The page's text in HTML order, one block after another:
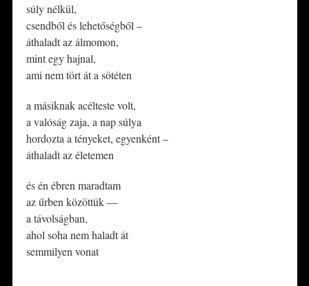
súly nélkül,
csendből és lehetőségből –
áthaladt az álmomon,
mint egy hajnal,
ami nem tört át a sötéten
a másiknak acélteste volt,
a valóság zaja, a nap súlya
hordozta a tényeket, egyenként –
áthaladt az életemen
és én ébren maradtam
az űrben közöttük —
a távolságban,
ahol soha nem haladt át
semmilyen vonat